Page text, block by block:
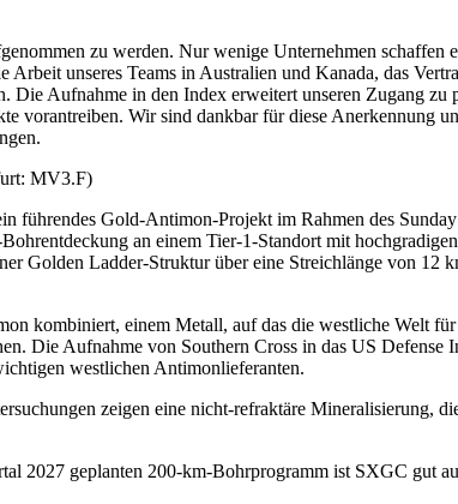
zu werden. Nur wenige Unternehmen schaffen
unseres Teams in Australien und Kanada, das
Die Aufnahme in den Index erweitert unseren Zugang
Wir sind dankbar für diese Anerkennung
MV3.F)
Gold-Antimon-Projekt im Rahmen des
an einem Tier-1-Standort mit
Golden Ladder-Struktur über eine Streichlänge von 12
kombiniert, einem Metall, auf das die westliche Welt
Die Aufnahme von Southern Cross in das US
westlichen Antimonlieferanten.
zeigen eine nicht-refraktäre Mineralisierung,
2027 geplanten 200-km-Bohrprogramm ist SXGC gut